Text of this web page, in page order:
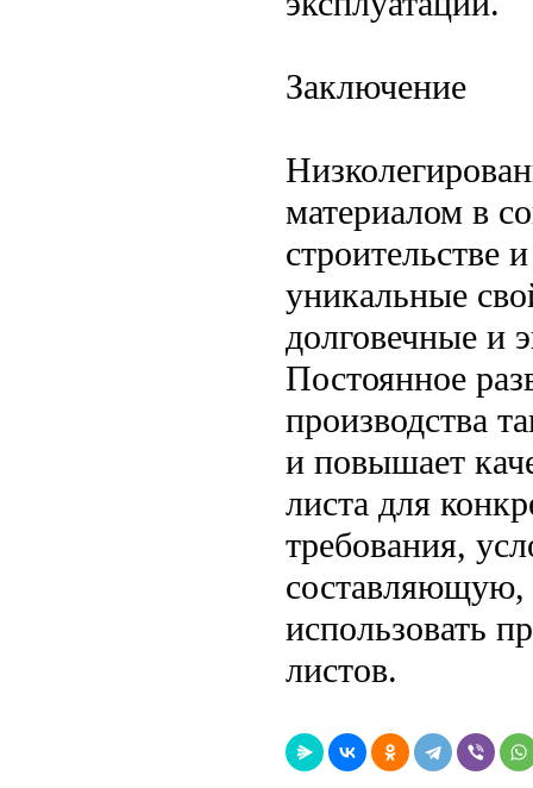
Заключение
материалом в
уникальные
долговечные и
Постоянное
производства
и повышает
листа для
требования,
составляющую,
использовать
листов.